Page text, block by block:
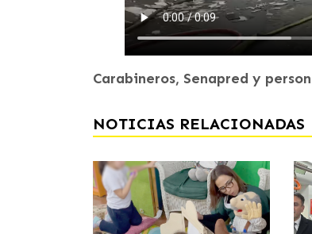
Carabineros, Senapred y
NOTICIAS RELACIONADAS